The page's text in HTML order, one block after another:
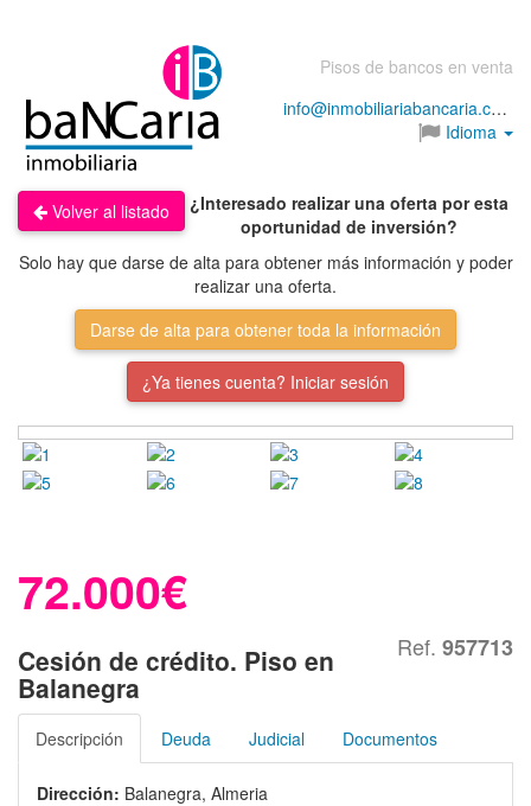
Pisos de bancos en venta
info@inmobiliariabancaria.com
Idioma
Volver al listado
¿Interesado realizar una oferta por esta
oportunidad de inversión?
Solo hay que darse de alta para obtener más información y poder
realizar una oferta.
Darse de alta para obtener toda la información
¿Ya tienes cuenta? Iniciar sesión
72.000€
Ref. 957713
Cesión de crédito. Piso en
Balanegra
Descripción Deuda Judicial Documentos
Dirección: Balanegra, Almeria